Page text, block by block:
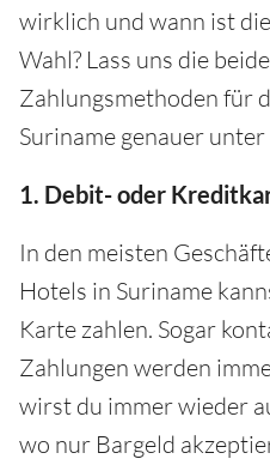
wirklich und wann ist
Wahl? Lass uns die
Zahlungsmethoden für
Suriname genauer
1. Debit- oder
In den meisten
Hotels in Suriname
Karte zahlen. Sogar
Zahlungen werden
wirst du immer wieder
wo nur Bargeld